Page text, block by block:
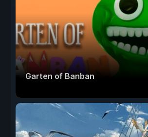
Garten of Banban